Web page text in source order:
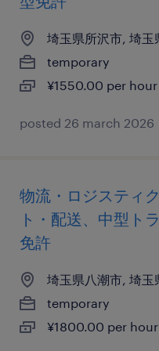
埼玉県所沢市, 埼玉
temporary
¥1550.00 per hour
posted 26 march 2026
物流・ロジスティ
ト・配送、中型ト
免許
埼玉県八潮市, 埼玉
temporary
¥1800.00 per hour